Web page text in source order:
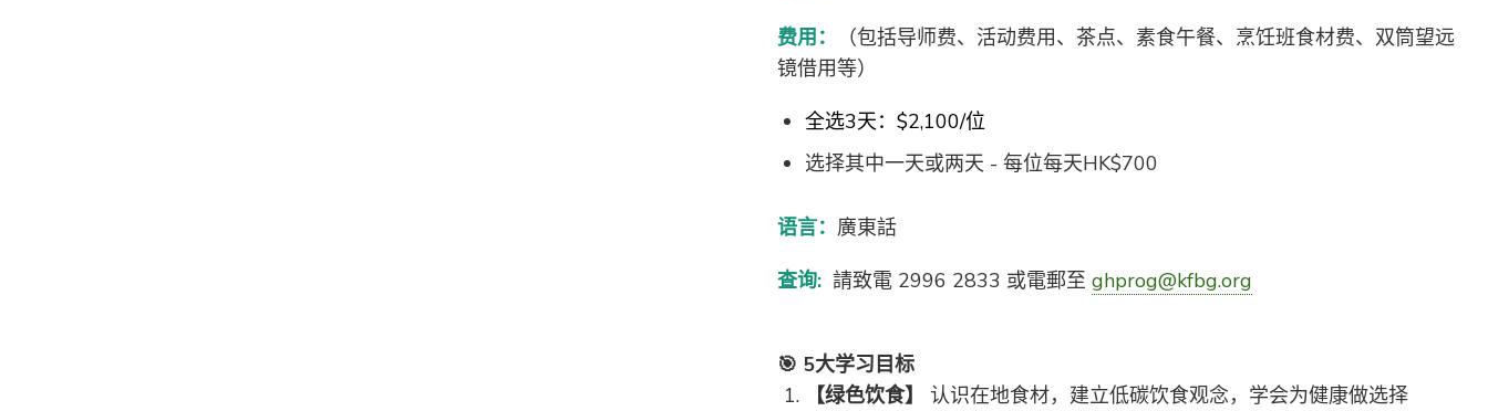
费用：
（包括导师费、活动费用、茶点、素食午餐、烹饪班食材费、双筒望远
镜借用等）
全选3天：$2,100/位
选择其中一天或两天 - 每位每天HK$700
语言： 廣東話
查询: 請致電 2996 2833 或電郵至 ghprog@kfbg.org
🎯 5大学习目标
【绿色饮食】
认识在地食材，建立低碳饮食观念，学会为健康做选择